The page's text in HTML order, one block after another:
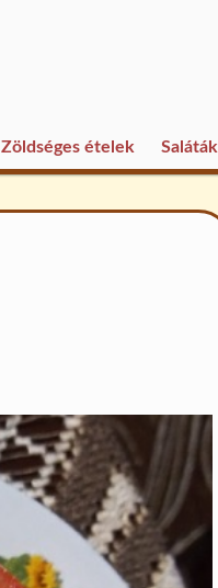
Zöldséges ételek Saláták